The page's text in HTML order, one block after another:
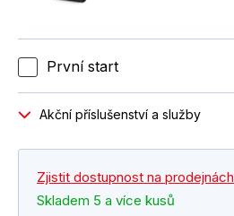
První start
Akční příslušenství a služby
Zjistit dostupnost na prodejnách
Skladem 5 a více kusů